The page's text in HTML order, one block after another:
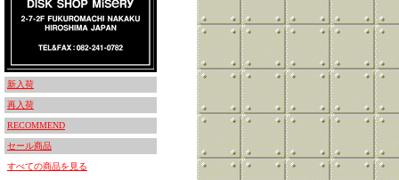
新入荷
再入荷
RECOMMEND
セール商品
すべての商品を見る